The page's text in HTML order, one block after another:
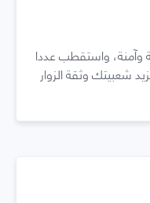
وآمنة، واستقطب عددا
شعبيتك وثقة الزوار